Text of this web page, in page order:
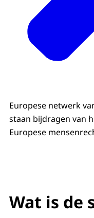
Europese netwerk
staan bijdragen van
Europese
Wat is de